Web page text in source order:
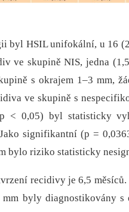
byl HSIL unifokální, u 16
ve skupině NIS, jedna
s okrajem 1–3 mm,
ve skupině s
< 0,05) byl statisticky
signifikantní (p =
bylo riziko statisticky
recidivy je 6,5
byly dia­gnostikovány s